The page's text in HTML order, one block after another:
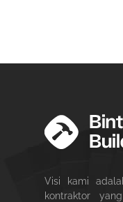
Visi kami
kontraktor